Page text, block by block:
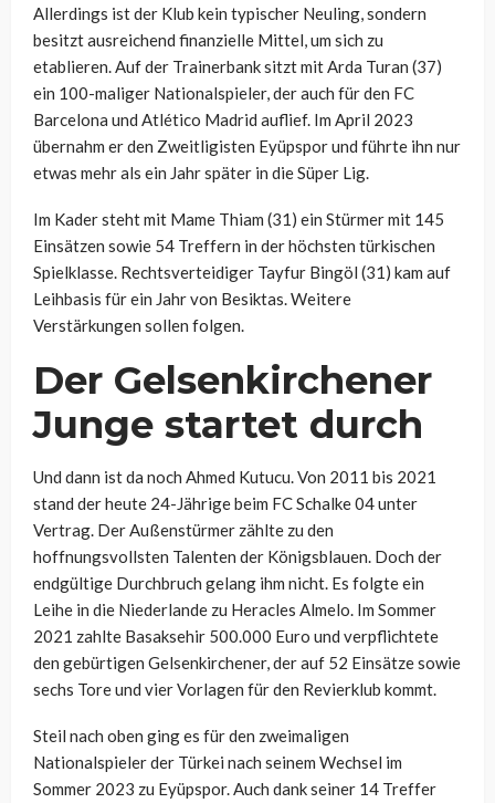
Allerdings ist der Klub kein typischer Neuling, sondern
besitzt ausreichend finanzielle Mittel, um sich zu
etablieren. Auf der Trainerbank sitzt mit Arda Turan (37)
ein 100-maliger Nationalspieler, der auch für den FC
Barcelona und Atlético Madrid auflief. Im April 2023
übernahm er den Zweitligisten Eyüpspor und führte ihn nur
etwas mehr als ein Jahr später in die Süper Lig.
Im Kader steht mit Mame Thiam (31) ein Stürmer mit 145
Einsätzen sowie 54 Treffern in der höchsten türkischen
Spielklasse. Rechtsverteidiger Tayfur Bingöl (31) kam auf
Leihbasis für ein Jahr von Besiktas. Weitere
Verstärkungen sollen folgen.
Der Gelsenkirchener
Junge startet durch
Und dann ist da noch Ahmed Kutucu. Von 2011 bis 2021
stand der heute 24-Jährige beim FC Schalke 04 unter
Vertrag. Der Außenstürmer zählte zu den
hoffnungsvollsten Talenten der Königsblauen. Doch der
endgültige Durchbruch gelang ihm nicht. Es folgte ein
Leihe in die Niederlande zu Heracles Almelo. Im Sommer
2021 zahlte Basaksehir 500.000 Euro und verpflichtete
den gebürtigen Gelsenkirchener, der auf 52 Einsätze sowie
sechs Tore und vier Vorlagen für den Revierklub kommt.
Steil nach oben ging es für den zweimaligen
Nationalspieler der Türkei nach seinem Wechsel im
Sommer 2023 zu Eyüpspor. Auch dank seiner 14 Treffer